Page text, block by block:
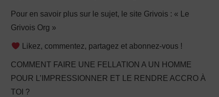
Pour en savoir plus sur le sujet, le site Grivois : « Le
Grivois Org »
Likez, commentez, partagez et abonnez-vous !
COMMENT FAIRE UNE FELLATION A UN HOMME
POUR L’IMPRESSIONNER ET LE RENDRE ACCRO À
TOI ?